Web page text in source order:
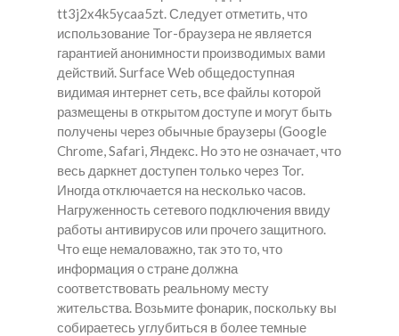
tt3j2x4k5ycaa5zt. Следует отметить, что
использование Tor-браузера не является
гарантией анонимности производимых вами
действий. Surface Web общедоступная
видимая интернет сеть, все файлы которой
размещены в открытом доступе и могут быть
получены через обычные браузеры (Google
Chrome, Safari, Яндекс. Но это не означает, что
весь даркнет доступен только через Tor.
Иногда отключается на несколько часов.
Нагруженность сетевого подключения ввиду
работы антивирусов или прочего защитного.
Что еще немаловажно, так это то, что
информация о стране должна
соответствовать реальному месту
жительства. Возьмите фонарик, поскольку вы
собираетесь углубиться в более темные